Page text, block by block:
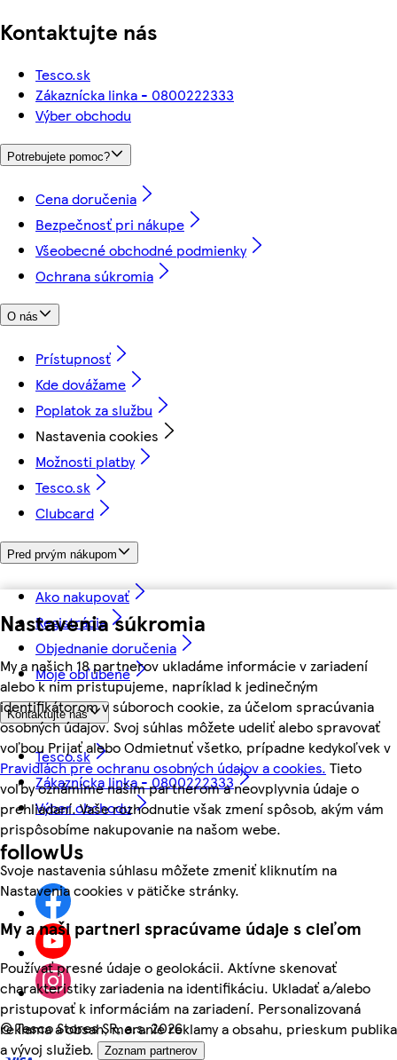
Nastavenia súkromia
My a našich 18 partnerov ukladáme informácie v zariadení
alebo k nim pristupujeme, napríklad k jedinečným
identifikátorom v súboroch cookie, za účelom spracúvania
osobných údajov. Svoj súhlas môžete udeliť alebo spravovať
voľbou Prijať alebo Odmietnuť všetko, prípadne kedykoľvek v
Pravidlách pre ochranu osobných údajov a cookies. Tieto
voľby oznámime našim partnerom a neovplyvnia údaje o
prehliadaní. Vaše rozhodnutie však zmení spôsob, akým vám
prispôsobíme nakupovanie na našom webe.
Svoje nastavenia súhlasu môžete zmeniť kliknutím na
Nastavenia cookies v pätičke stránky.
My a naši partneri spracúvame údaje s cieľom
Používať presné údaje o geolokácii. Aktívne skenovať
charakteristiky zariadenia na identifikáciu. Ukladať a/alebo
pristupovať k informáciám na zariadení. Personalizovaná
reklama a obsah, meranie reklamy a obsahu, prieskum publika
a vývoj služieb.
Zoznam partnerov
Kontaktujte nás
Tesco.sk
Zákaznícka linka - 0800222333
Výber obchodu
Potrebujete pomoc?
Cena doručenia
Bezpečnosť pri nákupe
Všeobecné obchodné podmienky
Ochrana súkromia
O nás
Prístupnosť
Kde dovážame
Poplatok za službu
Nastavenia cookies
Možnosti platby
Tesco.sk
Clubcard
Pred prvým nákupom
Ako nakupovať
Registrácia
Objednanie doručenia
Moje obľúbené
Kontaktujte nás
Tesco.sk
Zákaznícka linka - 0800222333
Výber obchodu
followUs
©Tesco Stores SR, a.s. 2026